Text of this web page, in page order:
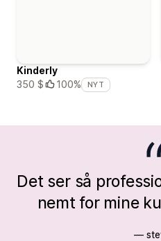
Kinderly
350 $
100% NYT
Det ser så
nemt for mine
—